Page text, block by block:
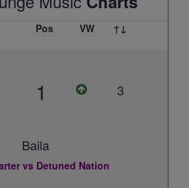
Pos VW ↑↓
1 3
Baila
vs Detuned Nation